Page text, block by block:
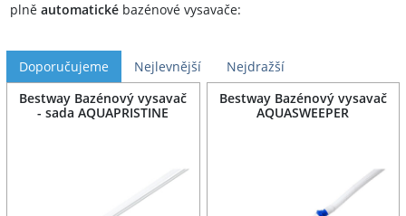
plně automatickébazénové vysavače:
Doporučujeme Nejlevnější
Nejdražší
Bestway Bazénový vysavač
- sada AQUAPRISTINE
Bestway Bazénový vysavač
AQUASWEEPER